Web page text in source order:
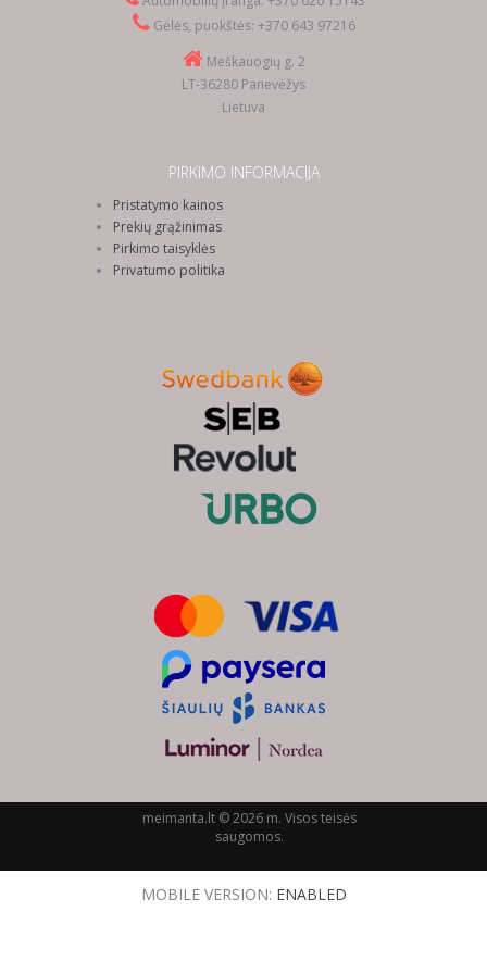
Gėlės, puokštės: +370 643 97216
Meškauogių g. 2
LT-36280 Panevėžys
Lietuva
PIRKIMO INFORMACIJA
Pristatymo kainos
Prekių grąžinimas
Pirkimo taisyklės
Privatumo politika
meimanta.lt © 2026 m. Visos teisės
saugomos.
MOBILE VERSION: ENABLED